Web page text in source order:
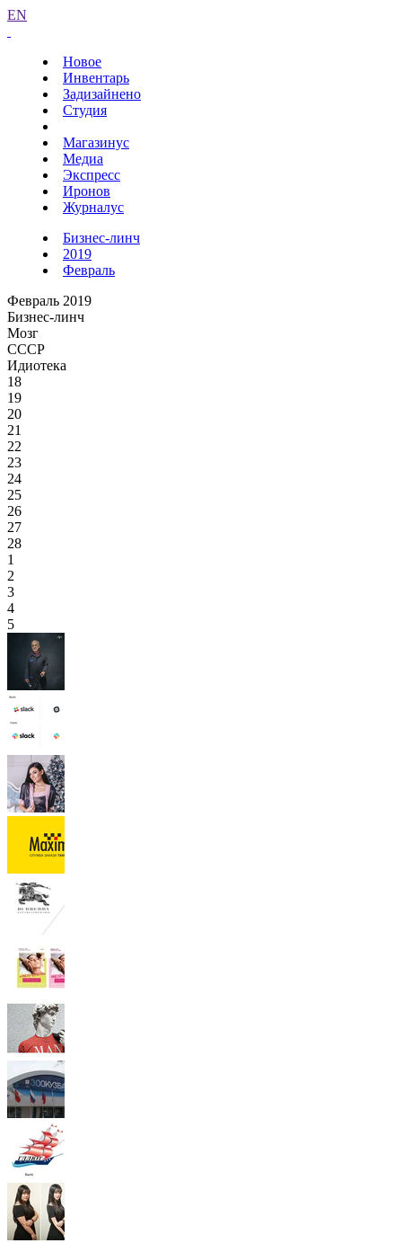
EN
Новое
Инвентарь
Задизайнено
Студия
Магазинус
Медиа
Экспресс
Иронов
Журналус
Бизнес-линч
2019
Февраль
Февраль 2019
Бизнес-линч
Мозг
СССР
Идиотека
18
19
20
21
22
23
24
25
26
27
28
1
2
3
4
5